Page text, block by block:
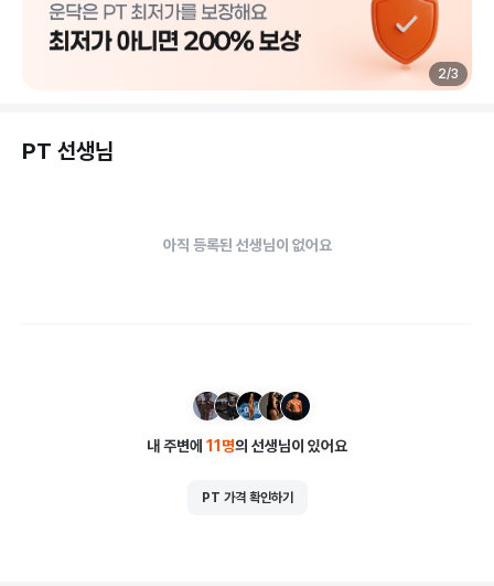
클리어 입니다
클리어필라테스&PT 신흥역1호점은 8:1 대기구 필라테스 수업
사님들의
대기구 필라테스 수업이 처음인분들을 위한 인트로클래스 및 난
2/3
PT 선생님
아직 등록된 선생님이 없어요
내 주변에 11 명의 선생님이 있어요
PT 가격 확인하기